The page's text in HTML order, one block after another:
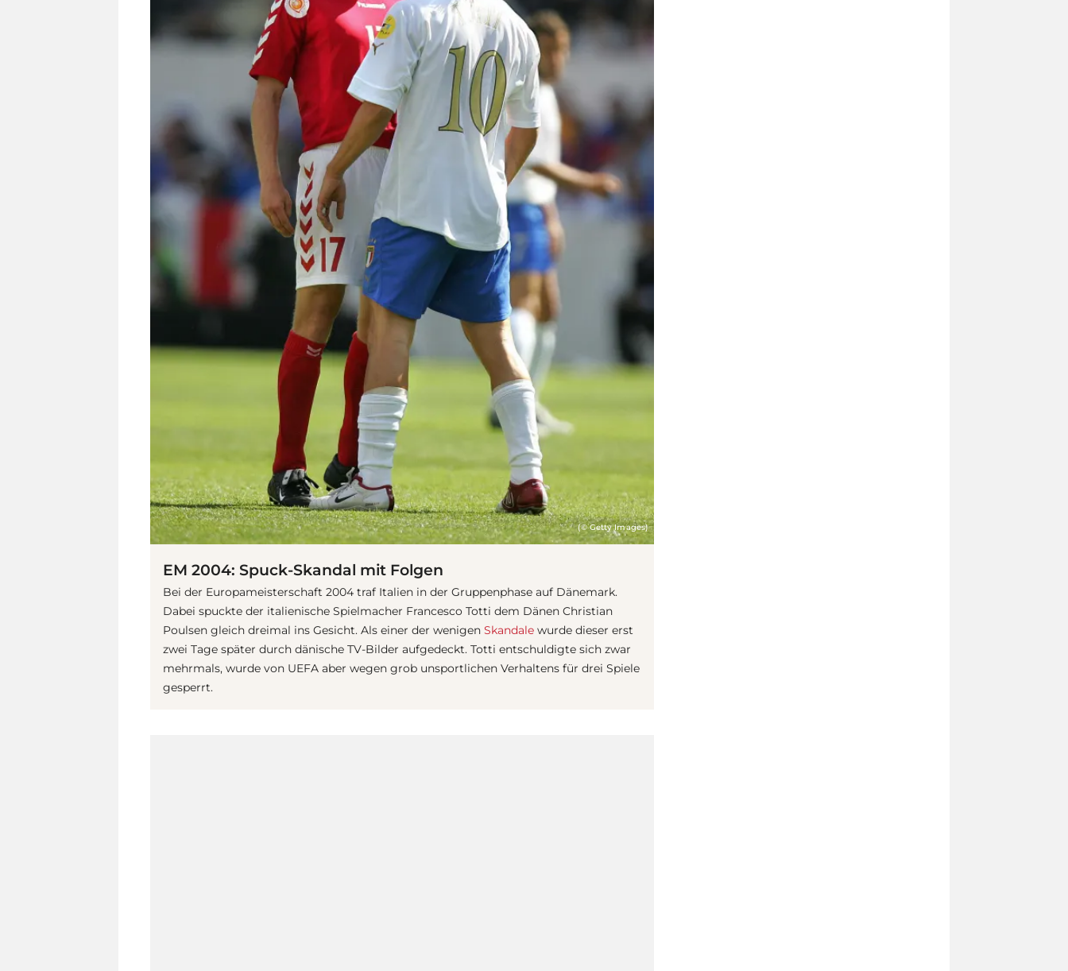
(© Getty Images)
EM 2004: Spuck-Skandal mit Folgen
Bei der Europameisterschaft 2004 traf Italien in der Gruppenphase auf Dänemark.
Dabei spuckte der italienische Spielmacher Francesco Totti dem Dänen Christian
Poulsen gleich dreimal ins Gesicht. Als einer der wenigen Skandale wurde dieser erst
zwei Tage später durch dänische TV-Bilder aufgedeckt. Totti entschuldigte sich zwar
mehrmals, wurde von UEFA aber wegen grob unsportlichen Verhaltens für drei Spiele
gesperrt.